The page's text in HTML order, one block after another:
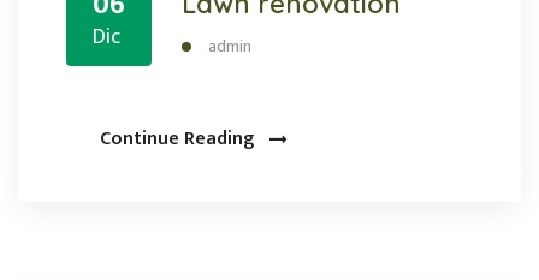
Dic admin
Continue Reading